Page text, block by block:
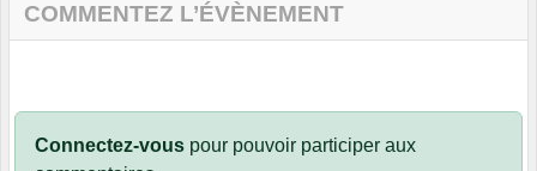
COMMENTEZ L’ÉVÈNEMENT
Connectez-vous pour pouvoir participer aux